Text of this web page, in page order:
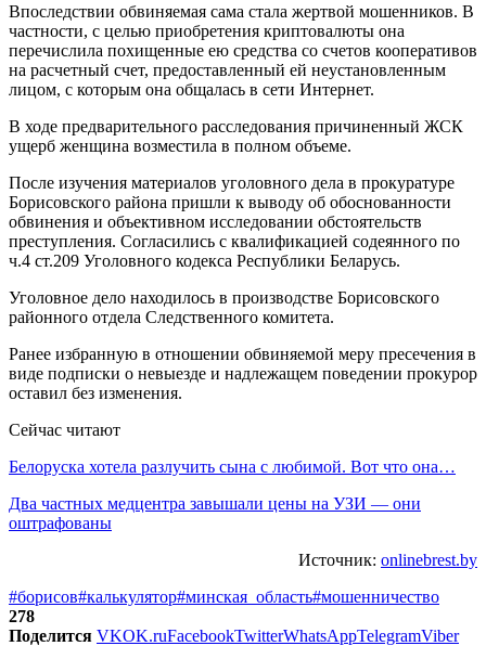
Впоследствии обвиняемая сама стала жертвой мошенников. В
частности, с целью приобретения криптовалюты она
перечислила похищенные ею средства со счетов кооперативов
на расчетный счет, предоставленный ей неустановленным
лицом, с которым она общалась в сети Интернет.
В ходе предварительного расследования причиненный ЖСК
ущерб женщина возместила в полном объеме.
После изучения материалов уголовного дела в прокуратуре
Борисовского района пришли к выводу об обоснованности
обвинения и объективном исследовании обстоятельств
преступления. Согласились с квалификацией содеянного по
ч.4 ст.209 Уголовного кодекса Республики Беларусь.
Уголовное дело находилось в производстве Борисовского
районного отдела Следственного комитета.
Ранее избранную в отношении обвиняемой меру пресечения в
виде подписки о невыезде и надлежащем поведении прокурор
оставил без изменения.
Сейчас читают
Белоруска хотела разлучить сына с любимой. Вот что она…
Два частных медцентра завышали цены на УЗИ — они
оштрафованы
Источник: onlinebrest.by
#борисов#калькулятор#минская_область#мошенничество
278
Поделится VKOK.ruFacebookTwitterWhatsAppTelegramViber